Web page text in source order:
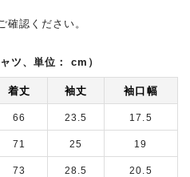
確認ください。
ツ、単位： cm）
着丈 袖丈 袖口幅
66 23.5 17.5
71 25 19
73 28.5 20.5